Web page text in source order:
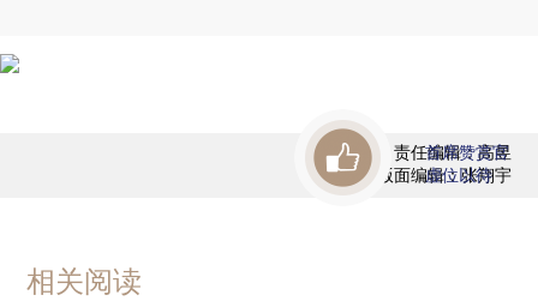
责任编辑：高昱
版面编辑：张翔宇
首席赞赏官
虚位以待
相关阅读